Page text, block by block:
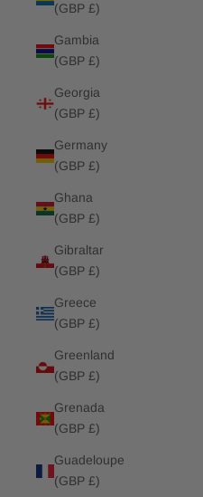
(GBP £)
Gambia
(GBP £)
Georgia
(GBP £)
Germany
(GBP £)
Ghana
(GBP £)
Gibraltar
(GBP £)
Greece
(GBP £)
Greenland
(GBP £)
Grenada
(GBP £)
Guadeloupe
(GBP £)